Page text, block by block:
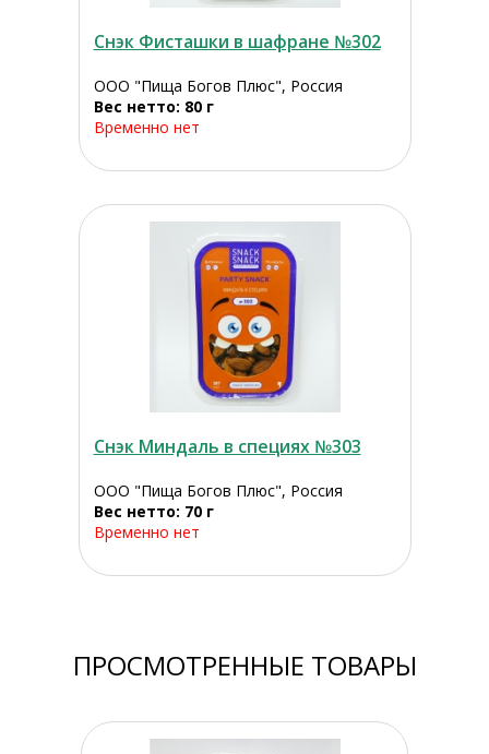
Снэк Фисташки в шафране №302
ООО "Пища Богов Плюс", Россия
Вес нетто: 80 г
Временно нет
Снэк Миндаль в специях №303
ООО "Пища Богов Плюс", Россия
Вес нетто: 70 г
Временно нет
ПРОСМОТРЕННЫЕ ТОВАРЫ